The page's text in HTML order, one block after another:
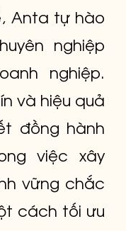
Anta tự hào
nghiệp
nghiệp.
và hiệu quả
đồng hành
việc xây
vững chắc
cách tối ưu